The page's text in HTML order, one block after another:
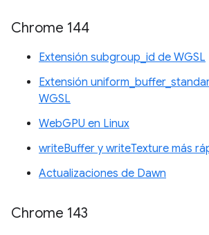
Chrome 144
Extensión subgroup_id de WGSL
Extensión
WGSL
WebGPU en Linux
writeBuffer y writeTexture más
Actualizaciones de Dawn
Chrome 143